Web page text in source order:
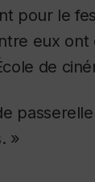
pour le
eux
de
»